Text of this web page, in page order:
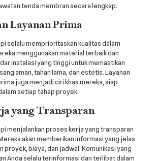
tenda membran secara lengkap.
Layanan Prima
selalu memprioritaskan kualitas dalam
menggunakan material terbaik dan
instalasi yang tinggi untuk memastikan
aman, tahan lama, dan estetis. Layanan
juga menjadi ciri khas mereka, siap
setiap tahap proyek.
yang Transparan
menjalankan proses kerja yang transparan
akan memberikan informasi yang jelas
proyek, biaya, dan jadwal. Komunikasi yang
Anda selalu terinformasi dan terlibat dalam